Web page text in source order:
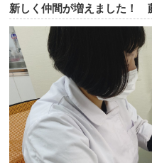
新しく仲間が増えました！